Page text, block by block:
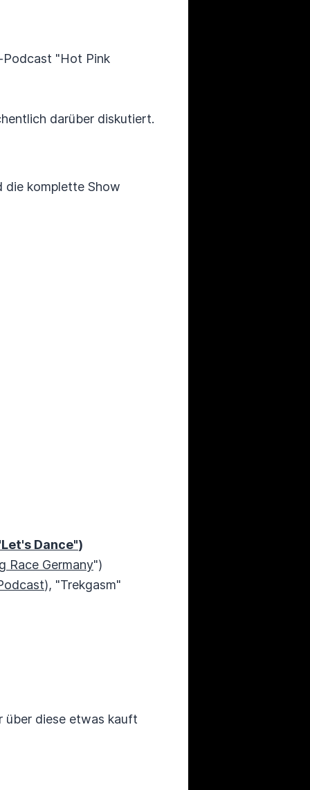
Podcast "Hot Pink
darüber diskutiert.
die komplette Show
Dance")
Race Germany")
), "Trekgasm"
über diese etwas kauft